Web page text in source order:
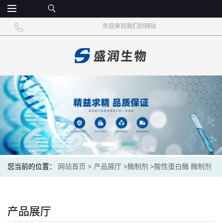
欢迎来到我们的网站
您当前的位置： 网站首页 > 产品展厅 >酶制剂 >酸性蛋白酶 酶制剂
产品展厅